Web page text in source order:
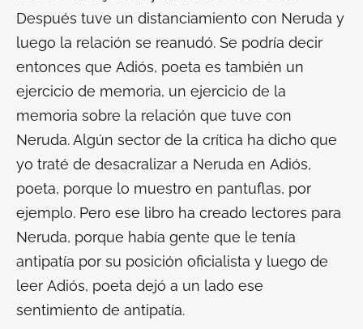
Después tuve un distanciamiento con Neruda y
luego la relación se reanudó. Se podría decir
entonces que Adiós, poeta es también un
ejercicio de memoria, un ejercicio de la
memoria sobre la relación que tuve con
Neruda. Algún sector de la crítica ha dicho que
yo traté de desacralizar a Neruda en Adiós,
poeta, porque lo muestro en pantuflas, por
ejemplo. Pero ese libro ha creado lectores para
Neruda, porque había gente que le tenía
antipatía por su posición oficialista y luego de
leer Adiós, poeta dejó a un lado ese
sentimiento de antipatía.